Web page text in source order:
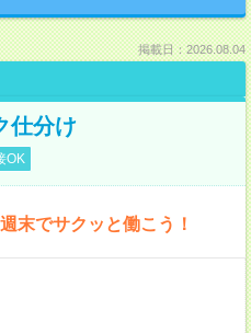
掲載日：2026.08.04
仕分け
OK
末でサクッと働こう！